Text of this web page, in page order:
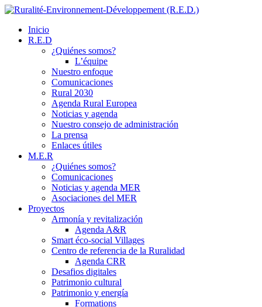
Inicio
R.E.D
¿Quiénes somos?
L’équipe
Nuestro enfoque
Comunicaciones
Rural 2030
Agenda Rural Europea
Noticias y agenda
Nuestro consejo de administración
La prensa
Enlaces útiles
M.E.R
¿Quiénes somos?
Comunicaciones
Noticias y agenda MER
Asociaciones del MER
Proyectos
Armonía y revitalización
Agenda A&R
Smart éco-social Villages
Centro de referencia de la Ruralidad
Agenda CRR
Desafios digitales
Patrimonio cultural
Patrimonio y energía
Formations